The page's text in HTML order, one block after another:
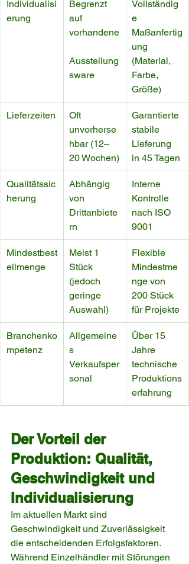
Individualisi
erung
Begrenzt
auf
vorhandene
Ausstellung
sware
Vollständig
e
Maßanfertig
ung
(Material,
Farbe,
Größe)
Lieferzeiten
Oft
unvorherse
hbar (12–
20 Wochen)
Garantierte
stabile
Lieferung
in 45 Tagen
Qualitätssic
herung
Abhängig
von
Drittanbiete
rn
Interne
Kontrolle
nach ISO
9001
Mindestbest
ellmenge
Meist 1
Stück
(jedoch
geringe
Auswahl)
Flexible
Mindestme
nge von
200 Stück
für Projekte
Branchenko
mpetenz
Allgemeine
s
Verkaufsper
sonal
Über 15
Jahre
technische
Produktions
erfahrung
Der Vorteil der
Produktion: Qualität,
Geschwindigkeit und
Individualisierung
Im aktuellen Markt sind
Geschwindigkeit und Zuverlässigkeit
die entscheidenden Erfolgsfaktoren.
Während Einzelhändler mit Störungen